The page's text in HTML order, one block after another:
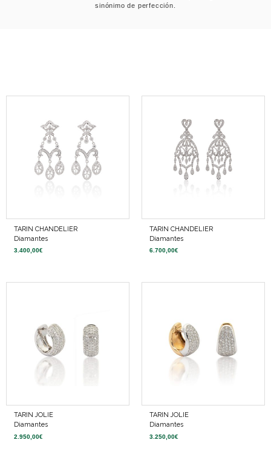
sinónimo de perfección.
TARIN CHANDELIER
Diamantes
3.400,00€
TARIN CHANDELIER
Diamantes
6.700,00€
TARIN JOLIE
Diamantes
2.950,00€
TARIN JOLIE
Diamantes
3.250,00€